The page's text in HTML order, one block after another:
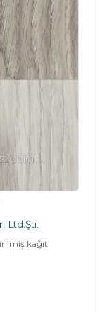
Ltd.Şti.
kağıt